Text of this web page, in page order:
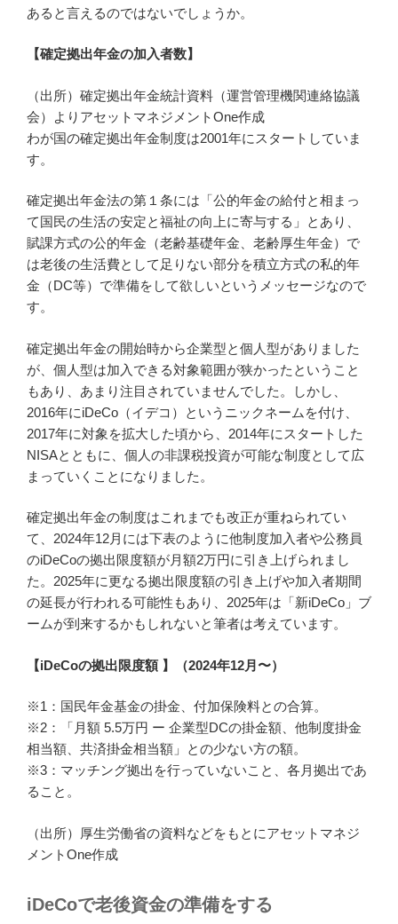
あると言えるのではないでしょうか。
【確定拠出年金の加入者数】
（出所）確定拠出年金統計資料（運営管理機関連絡協議
会）よりアセットマネジメントOne作成
わが国の確定拠出年金制度は2001年にスタートしていま
す。
確定拠出年金法の第１条には「公的年金の給付と相まっ
て国民の生活の安定と福祉の向上に寄与する」とあり、
賦課方式の公的年金（老齢基礎年金、老齢厚生年金）で
は老後の生活費として足りない部分を積立方式の私的年
金（DC等）で準備をして欲しいというメッセージなので
す。
確定拠出年金の開始時から企業型と個人型がありました
が、個人型は加入できる対象範囲が狭かったということ
もあり、あまり注目されていませんでした。しかし、
2016年にiDeCo（イデコ）というニックネームを付け、
2017年に対象を拡大した頃から、2014年にスタートした
NISAとともに、個人の非課税投資が可能な制度として広
まっていくことになりました。
確定拠出年金の制度はこれまでも改正が重ねられてい
て、2024年12月には下表のように他制度加入者や公務員
のiDeCoの拠出限度額が月額2万円に引き上げられまし
た。2025年に更なる拠出限度額の引き上げや加入者期間
の延長が行われる可能性もあり、2025年は「新iDeCo」ブ
ームが到来するかもしれないと筆者は考えています。
【iDeCoの拠出限度額 】（2024年12月〜）
※1：国民年金基金の掛金、付加保険料との合算。
※2：「月額 5.5万円 ー 企業型DCの掛金額、他制度掛金
相当額、共済掛金相当額」との少ない方の額。
※3：マッチング拠出を行っていないこと、各月拠出であ
ること。
（出所）厚生労働省の資料などをもとにアセットマネジ
メントOne作成
iDeCoで老後資金の準備をする